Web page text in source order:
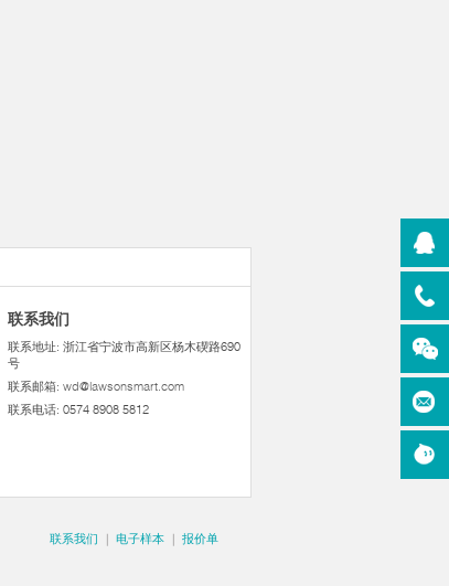
联系我们
联系地址: 浙江省宁波市高新区杨木碶路690
号
联系邮箱: wd@lawsonsmart.com
联系电话: 0574 8908 5812
联系我们 | 电子样本 | 报价单